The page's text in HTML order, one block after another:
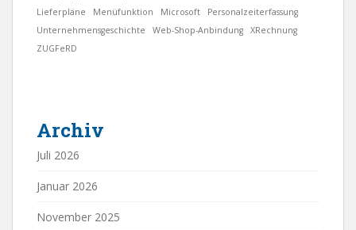
Lieferpläne
Menüfunktion Microsoft
Personalzeiterfassung
Unternehmensgeschichte
Web-Shop-Anbindung
XRechnung
ZUGFeRD
Archiv
Juli 2026
Januar 2026
November 2025